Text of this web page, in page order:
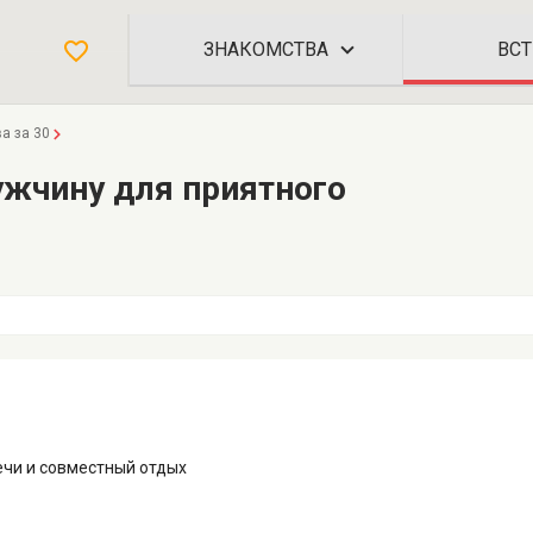
ЗНАКОМСТВА
за 30
для приятного
и совместный отдых